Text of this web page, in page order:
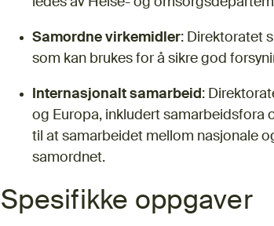
Samordne virkemidler: Direktoratet
som kan brukes for å sikre god
Internasjonalt samarbeid :
og Europa, inkludert samarbeidsfora
til at samarbeidet mellom nasjonale
samordnet.
Spesifikke oppgaver